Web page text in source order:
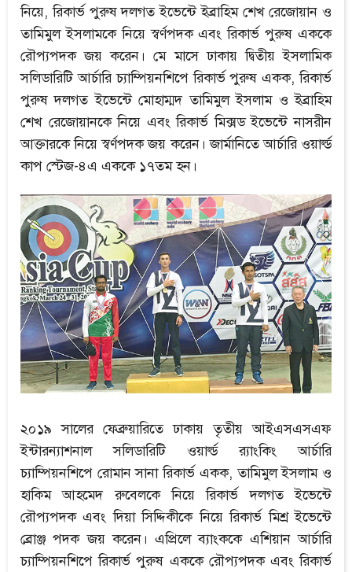
নিয়ে, রিকার্ভ পুরুষ দলগত ইভেন্টে ইব্রাহিম শেখ রেজোয়ান ও
তামিমুল ইসলামকে নিয়ে স্বর্ণপদক এবং রিকার্ভ পুরুষ এককে
রৌপ্যপদক জয় করেন। মে মাসে ঢাকায় দ্বিতীয় ইসলামিক
সলিডারিটি আর্চারি চ্যাম্পিয়নশিপে রিকার্ভ পুরুষ একক, রিকার্ভ
পুরুষ দলগত ইভেন্টে মোহাম্মদ তামিমুল ইসলাম ও ইব্রাহিম
শেখ রেজোয়ানকে নিয়ে এবং রিকার্ভ মিক্সড ইভেন্টে নাসরীন
আক্তারকে নিয়ে স্বর্ণপদক জয় করেন। জার্মানিতে আর্চারি ওয়ার্ল্ড
কাপ স্টেজ-৪এ এককে ১৭তম হন।
২০১৯ সালের ফেব্রুয়ারিতে ঢাকায় তৃতীয় আইএসএসএফ
ইন্টারন্যাশনাল সলিডারিটি ওয়ার্ল্ড র‍্যাংকিং আর্চারি
চ্যাম্পিয়নশিপে রোমান সানা রিকার্ভ একক, তামিমুল ইসলাম ও
হাকিম আহমেদ রুবেলকে নিয়ে রিকার্ভ দলগত ইভেন্টে
রৌপ্যপদক এবং দিয়া সিদ্দিকীকে নিয়ে রিকার্ভ মিশ্র ইভেন্টে
ব্রোঞ্জ পদক জয় করেন। এপ্রিলে ব্যাংককে এশিয়ান আর্চারি
চ্যাম্পিয়নশিপে রিকার্ভ পুরুষ এককে রৌপ্যপদক এবং রিকার্ভ